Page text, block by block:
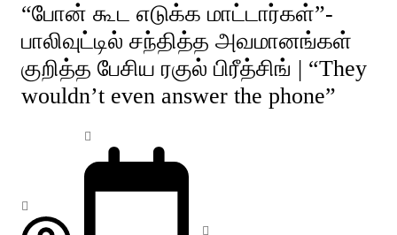
“போன் கூட எடுக்க மாட்டார்கள்”-
பாலிவுட்டில் சந்தித்த அவமானங்கள்
குறித்த பேசிய ரகுல் பிரீத்சிங் | “They
wouldn’t even answer the phone”